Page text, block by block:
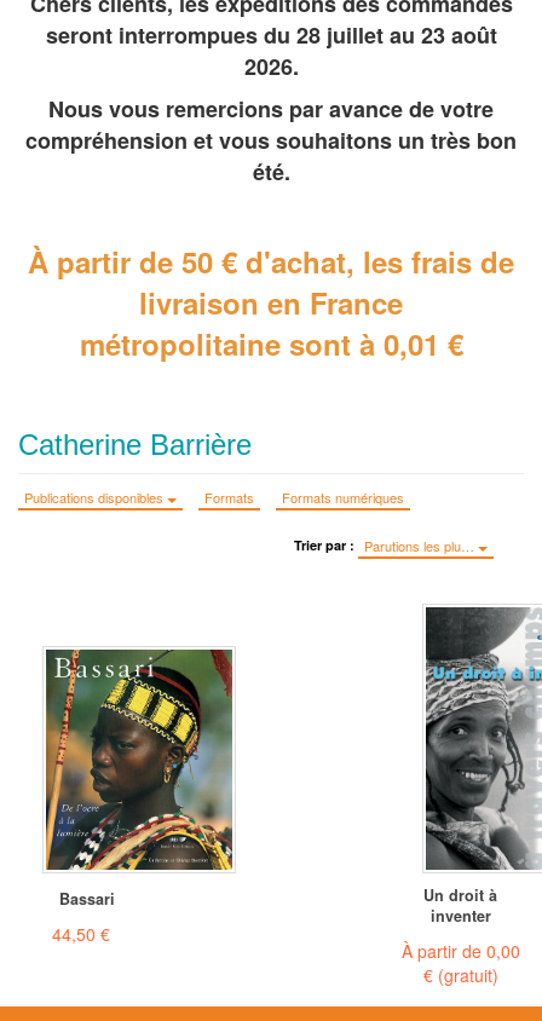
seront interrompues du 28 juillet au 23 août
2026.
Nous vous remercions par avance de votre
compréhension et vous souhaitons un très bon
été.
À partir de 50 € d'achat, les frais de
livraison en France
métropolitainesont à 0,01 €
Catherine Barrière
Publications disponibles Formats Formats numériques
Trier par : Parutions les plu…
Bassari
44,50 €
Un droit à
inventer
À partir de 0,00
€ (gratuit)